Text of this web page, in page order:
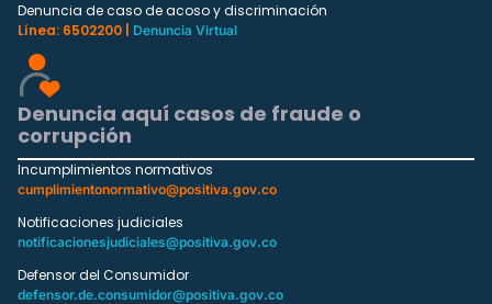
Denuncia de caso de acoso y discriminación
Línea: 6502200 |
Denuncia Virtual
Denuncia aquí casos de fraude o
corrupción
Incumplimientos normativos
cumplimientonormativo@positiva.gov.co
Notificaciones judiciales
notificacionesjudiciales@positiva.gov.co
Defensor del Consumidor
defensor.de.consumidor@positiva.gov.co